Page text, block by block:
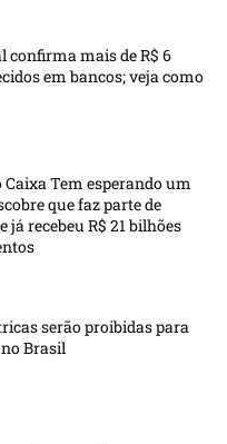
confirma mais de R$ 6
em bancos; veja como
Caixa Tem esperando um
que faz parte de
já recebeu R$ 21 bilhões
serão proibidas para
Brasil